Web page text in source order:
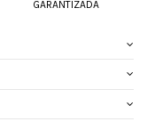
GARANTIZADA